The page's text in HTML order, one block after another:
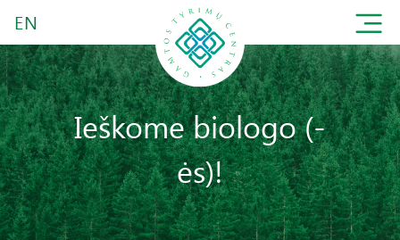
EN
Ieškome biologo (-
ės)!